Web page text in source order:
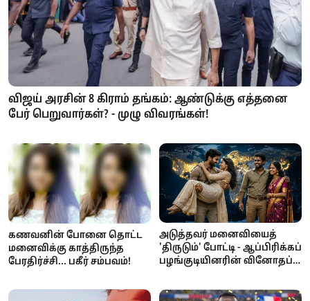
விஜய் அரசின் 8 கிராம் தங்கம்: ஆண்டுக்கு எத்தனை
பேர் பெறுவார்கள்? - முழு விவரங்கள்!
கணவனின் போனை தொட்ட
மனைவிக்கு காத்திருந்த
பேரதிர்ச்சி... பகீர் சம்பவம்!
அடுத்தவர் மனைவியைத்
'திருடும்' போட்டி - ஆப்பிரிக்கப்
பழங்குடியினரின் வினோதப்